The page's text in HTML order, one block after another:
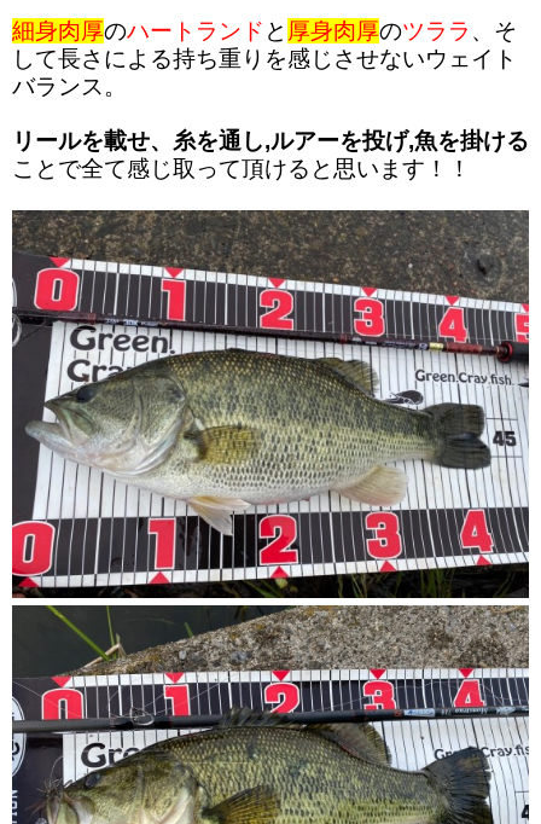
細身肉厚のハートランド と 厚身肉厚のツララ 、そ
して長さによる持ち重りを感じさせないウェイト
バランス。
リールを載せ、糸を通し,ルアーを投げ,魚を掛ける
ことで全て感じ取って頂けると思います！！